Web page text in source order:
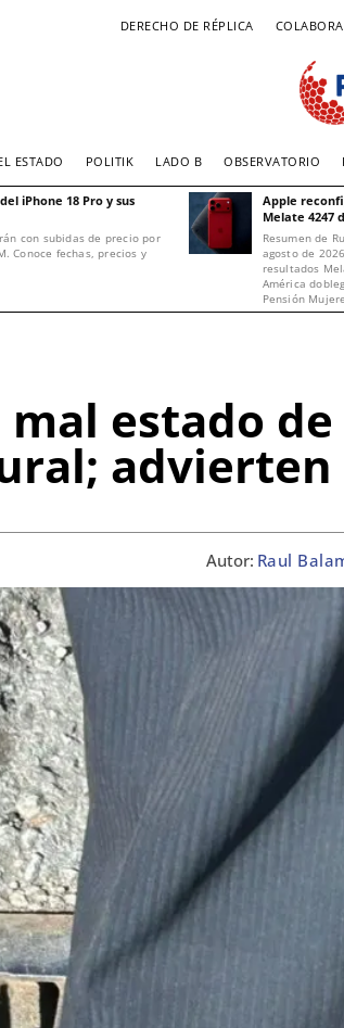
DERECHO DE RÉPLICA
ESTADO POLITIK LADO B OBSERVATORIO
iPhone 18 Pro y sus
con subidas de precio por
Conoce fechas, precios y
Apple
Melate 4247
Resumen de
agosto de
resultados
América
Pensión
estado
advierten
Autor: Raul